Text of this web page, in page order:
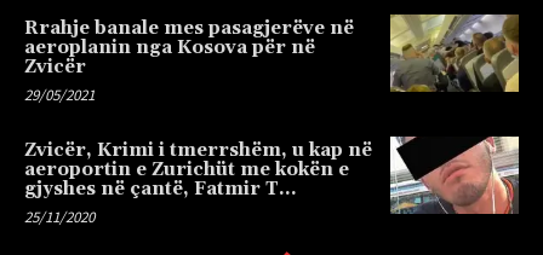
Rrahje banale mes pasagjerëve në
aeroplanin nga Kosova për në
Zvicër
29/05/2021
Zvicër, Krimi i tmerrshëm, u kap në
aeroportin e Zurichüt me kokën e
gjyshes në çantë, Fatmir T…
25/11/2020